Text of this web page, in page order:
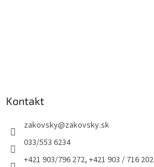
Kontakt
zakovsky@zakovsky.sk
033/553 6234
+421 903/796 272, +421 903 / 716 202